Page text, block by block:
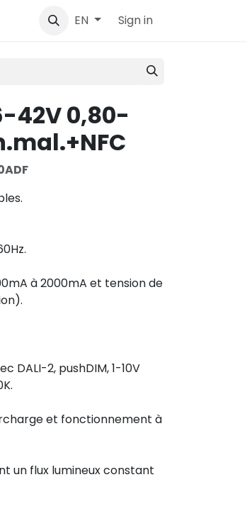
EN Sign in
42V 0,80-
à 2000mA et tension de
DALI-2, pushDIM, 1-10V
et fonctionnement à
un flux lumineux constant